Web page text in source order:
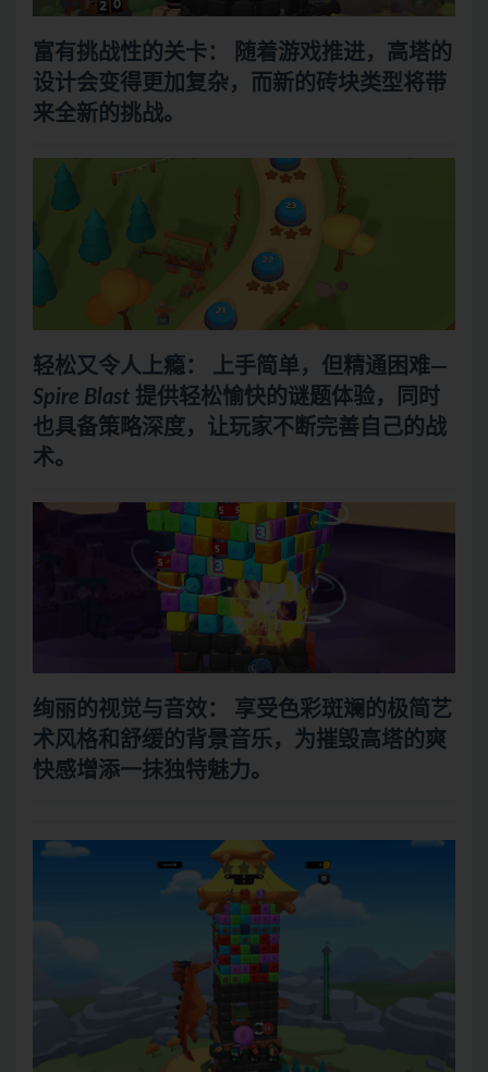
富有挑战性的关卡：
随着游戏推进，高塔的
设计会变得更加复杂，而新的砖块类型将带
来全新的挑战。
轻松又令人上瘾：
上手简单，但精通困难—
Spire Blast 提供轻松愉快的谜题体验，同时
也具备策略深度，让玩家不断完善自己的战
术。
绚丽的视觉与音效：
享受色彩斑斓的极简艺
术风格和舒缓的背景音乐，为摧毁高塔的爽
快感增添一抹独特魅力。